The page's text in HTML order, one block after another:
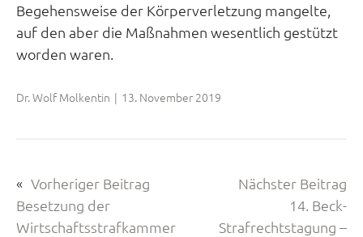
Begehensweise der Körperverletzung mangelte,
auf den aber die Maßnahmen wesentlich gestützt
worden waren.
Dr. Wolf Molkentin | 13. November 2019
« Vorheriger Beitrag
Besetzung der
Wirtschaftsstrafkammer
Nächster Beitrag
14. Beck-
Strafrechtstagung –